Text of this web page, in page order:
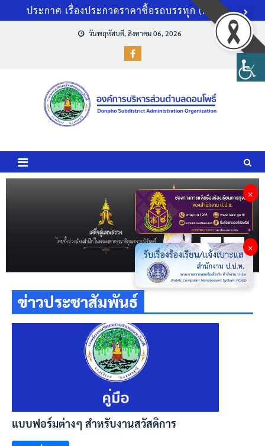
การประชุมประชาคมท้องถิ่นระดับหมู่บ้าน ครั้งที่ 1/2569
งบแสดงฐานการเงินและงบอื่น ประจำปีงบประมาณ พ.ศ
แบบฟอร์มต่างๆ สำหรับงานสวัสดิการ
แผนและความก้าวหน้าการดำเนินงานประจำปีงบประม
สรุปผลการดำเนินการจัดซื้อจัดจ้างในรอบเดือนมีนาคม
วันพฤหัสบดี, สิงหาคม 06, 2026
ข่าวประชาสัมพันธ์
แบบฟอร์มต่างๆ สำหรับงานสวัสดิการ
×
×